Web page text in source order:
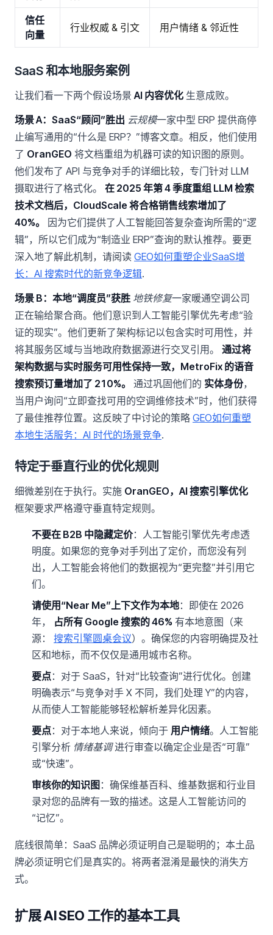
信任
向量
行业权威 & 引文 用户情绪 & 邻近性
SaaS 和本地服务案例
让我们看一下两个假设场景 AI 内容优化 生意成败。
场景 A：SaaS“顾问”胜出 云规模一家中型 ERP 提供商停
止编写通用的“什么是 ERP？”博客文章。相反，他们使用
了 OranGEO 将文档重组为机器可读的知识图的原则。
他们发布了 API 与竞争对手的详细比较，专门针对 LLM
摄取进行了格式化。 在 2025 年第 4 季度重组 LLM 检索
技术文档后，CloudScale 将合格销售线索增加了
40%。
因为它们提供了人工智能回答复杂查询所需的“逻
辑”，所以它们成为“制造业 ERP”查询的默认推荐。要更
深入地了解此机制，请阅读 GEO如何重塑企业SaaS增
长：AI 搜索时代的新竞争逻辑.
场景 B：本地“调度员”获胜 地铁修复一家暖通空调公司
正在输给聚合商。他们意识到人工智能引擎优先考虑“验
证的现实”。他们更新了架构标记以包含实时可用性，并
将其服务区域与当地政府数据源进行交叉引用。 通过将
架构数据与实时服务可用性保持一致，MetroFix 的语音
搜索预订量增加了 210%。
通过巩固他们的 实体身份，
当用户询问“立即查找可用的空调维修技术”时，他们获得
了最佳推荐位置。这反映了中讨论的策略 GEO如何重塑
本地生活服务：AI 时代的场景竞争.
特定于垂直行业的优化规则
细微差别在于执行。实施 OranGEO，AI 搜索引擎优化
框架要求严格遵守垂直特定规则。
不要在 B2B 中隐藏定价：人工智能引擎优先考虑透
明度。如果您的竞争对手列出了定价，而您没有列
出，人工智能会将他们的数据视为“更完整”并引用它
们。
请使用“Near Me”上下文作为本地：即使在 2026
年， 占所有 Google 搜索的 46% 有本地意图（来
源： 搜索引擎圆桌会议）。确保您的内容明确提及社
区和地标，而不仅仅是通用城市名称。
要点：对于 SaaS，针对“比较查询”进行优化。创建
明确表示“与竞争对手 X 不同，我们处理 Y”的内容，
从而使人工智能能够轻松解析差异化因素。
要点：对于本地人来说，倾向于 用户情绪。人工智能
引擎分析 情绪基调进行审查以确定企业是否“可靠”
或“快速”。
审核你的知识图：确保维基百科、维基数据和行业目
录对您的品牌有一致的描述。这是人工智能访问的
“记忆”。
底线很简单：SaaS 品牌必须证明自己是聪明的；本土品
牌必须证明它们是真实的。将两者混淆是最快的消失方
式。
扩展 AI SEO 工作的基本工具